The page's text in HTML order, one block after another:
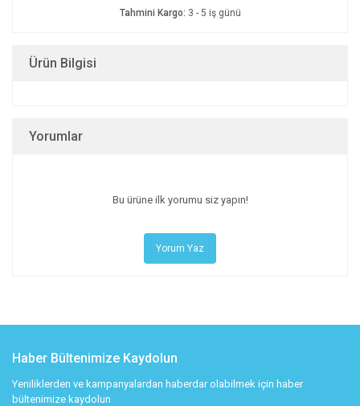
Tahmini Kargo: 3 - 5 iş günü
Ürün Bilgisi
Yorumlar
Bu ürüne ilk yorumu siz yapın!
Yorum Yaz
Haber Bültenimize Kaydolun
Yeniliklerden ve kampanyalardan haberdar olabilmek için haber
bültenimize kaydolun